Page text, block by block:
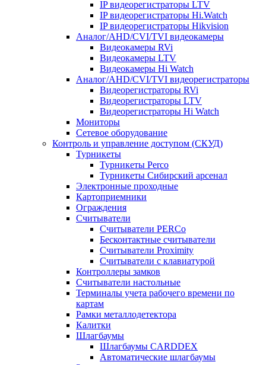
IP видеорегистраторы LTV
IP видеорегистраторы Hi.Watch
IP видеорегистраторы Hikvision
Аналог/AHD/CVI/TVI видеокамеры
Видеокамеры RVi
Видеокамеры LTV
Видеокамеры Hi Watch
Аналог/AHD/CVI/TVI видеорегистраторы
Видеорегистраторы RVi
Видеорегистраторы LTV
Видеорегистраторы Hi Watch
Мониторы
Сетевое оборудование
Контроль и управление доступом (СКУД)
Турникеты
Турникеты Perco
Турникеты Сибирский арсенал
Электронные проходные
Картоприемники
Ограждения
Считыватели
Считыватели PERCo
Бесконтактные считыватели
Считыватели Proximity
Считыватели с клавиатурой
Контроллеры замков
Считыватели настольные
Терминалы учета рабочего времени по
картам
Рамки металлодетектора
Калитки
Шлагбаумы
Шлагбаумы CARDDEX
Автоматические шлагбаумы